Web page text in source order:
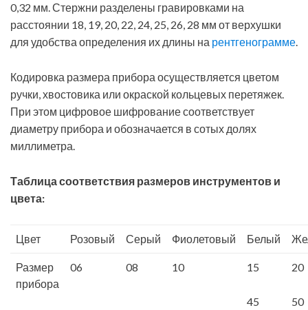
0,32 мм. Стержни разделены гравировками на
расстоянии 18, 19, 20, 22, 24, 25, 26, 28 мм от верхушки
для удобства определения их длины на рентгенограмме.
Кодировка размера прибора осуществляет­ся цветом
ручки, хвостовика или окраской кольцевых перетяжек.
При этом цифровое шифрование соответствует
диаметру прибора и обозначается в сотых долях
миллиметра.
Таблица соответствия размеров инструментов и
цвета:
Цвет Розовый Серый Фиолетовый Белый
Размер
прибора
06 08 10 15
45
20
50